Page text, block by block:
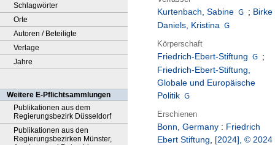
Schlagwörter
Orte
Autoren / Beteiligte
Verlage
Jahre
Weitere E-Pflichtsammlungen
Publikationen aus dem
Regierungsbezirk Düsseldorf
Publikationen aus den
Regierungsbezirken Münster,
Kurtenbach, Sabine ; Birke
Daniels, Kristina
Körperschaft
Friedrich-Ebert-Stiftung
;
Friedrich-Ebert-Stiftung,
Globale und Europäische
Politik
Erschienen
Bonn, Germany : Friedrich
Ebert Stiftung, [2024], © 2024